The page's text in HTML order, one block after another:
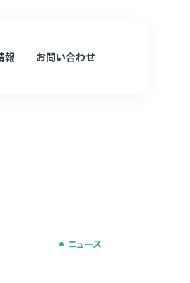
報 お問い合わせ
ニュース